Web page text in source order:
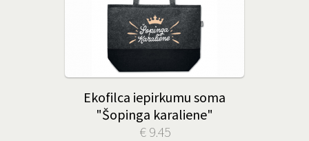
Ekofilca iepirkumu soma
"Šopinga karaliene"
€ 9.45